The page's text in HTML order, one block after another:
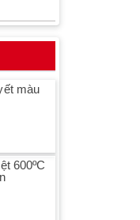
màu
600ºC